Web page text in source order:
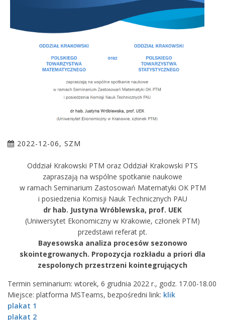
2022-12-06, SZM
Oddział Krakowski PTM oraz Oddział Krakowski PTS
zapraszają na wspólne spotkanie naukowe
w ramach Seminarium Zastosowań Matematyki OK PTM
i posiedzenia Komisji Nauk Technicznych PAU
dr hab. Justyna Wróblewska, prof. UEK
(Uniwersytet Ekonomiczny w Krakowie, członek PTM)
przedstawi referat pt.
Bayesowska analiza procesów sezonowo
skointegrowanych. Propozycja rozkładu a priori dla
zespolonych przestrzeni kointegrujących
Termin seminarium: wtorek, 6 grudnia 2022 r., godz. 17.00-18.00
Miejsce: platforma MSTeams, bezpośredni link: klik
plakat 1
plakat 2